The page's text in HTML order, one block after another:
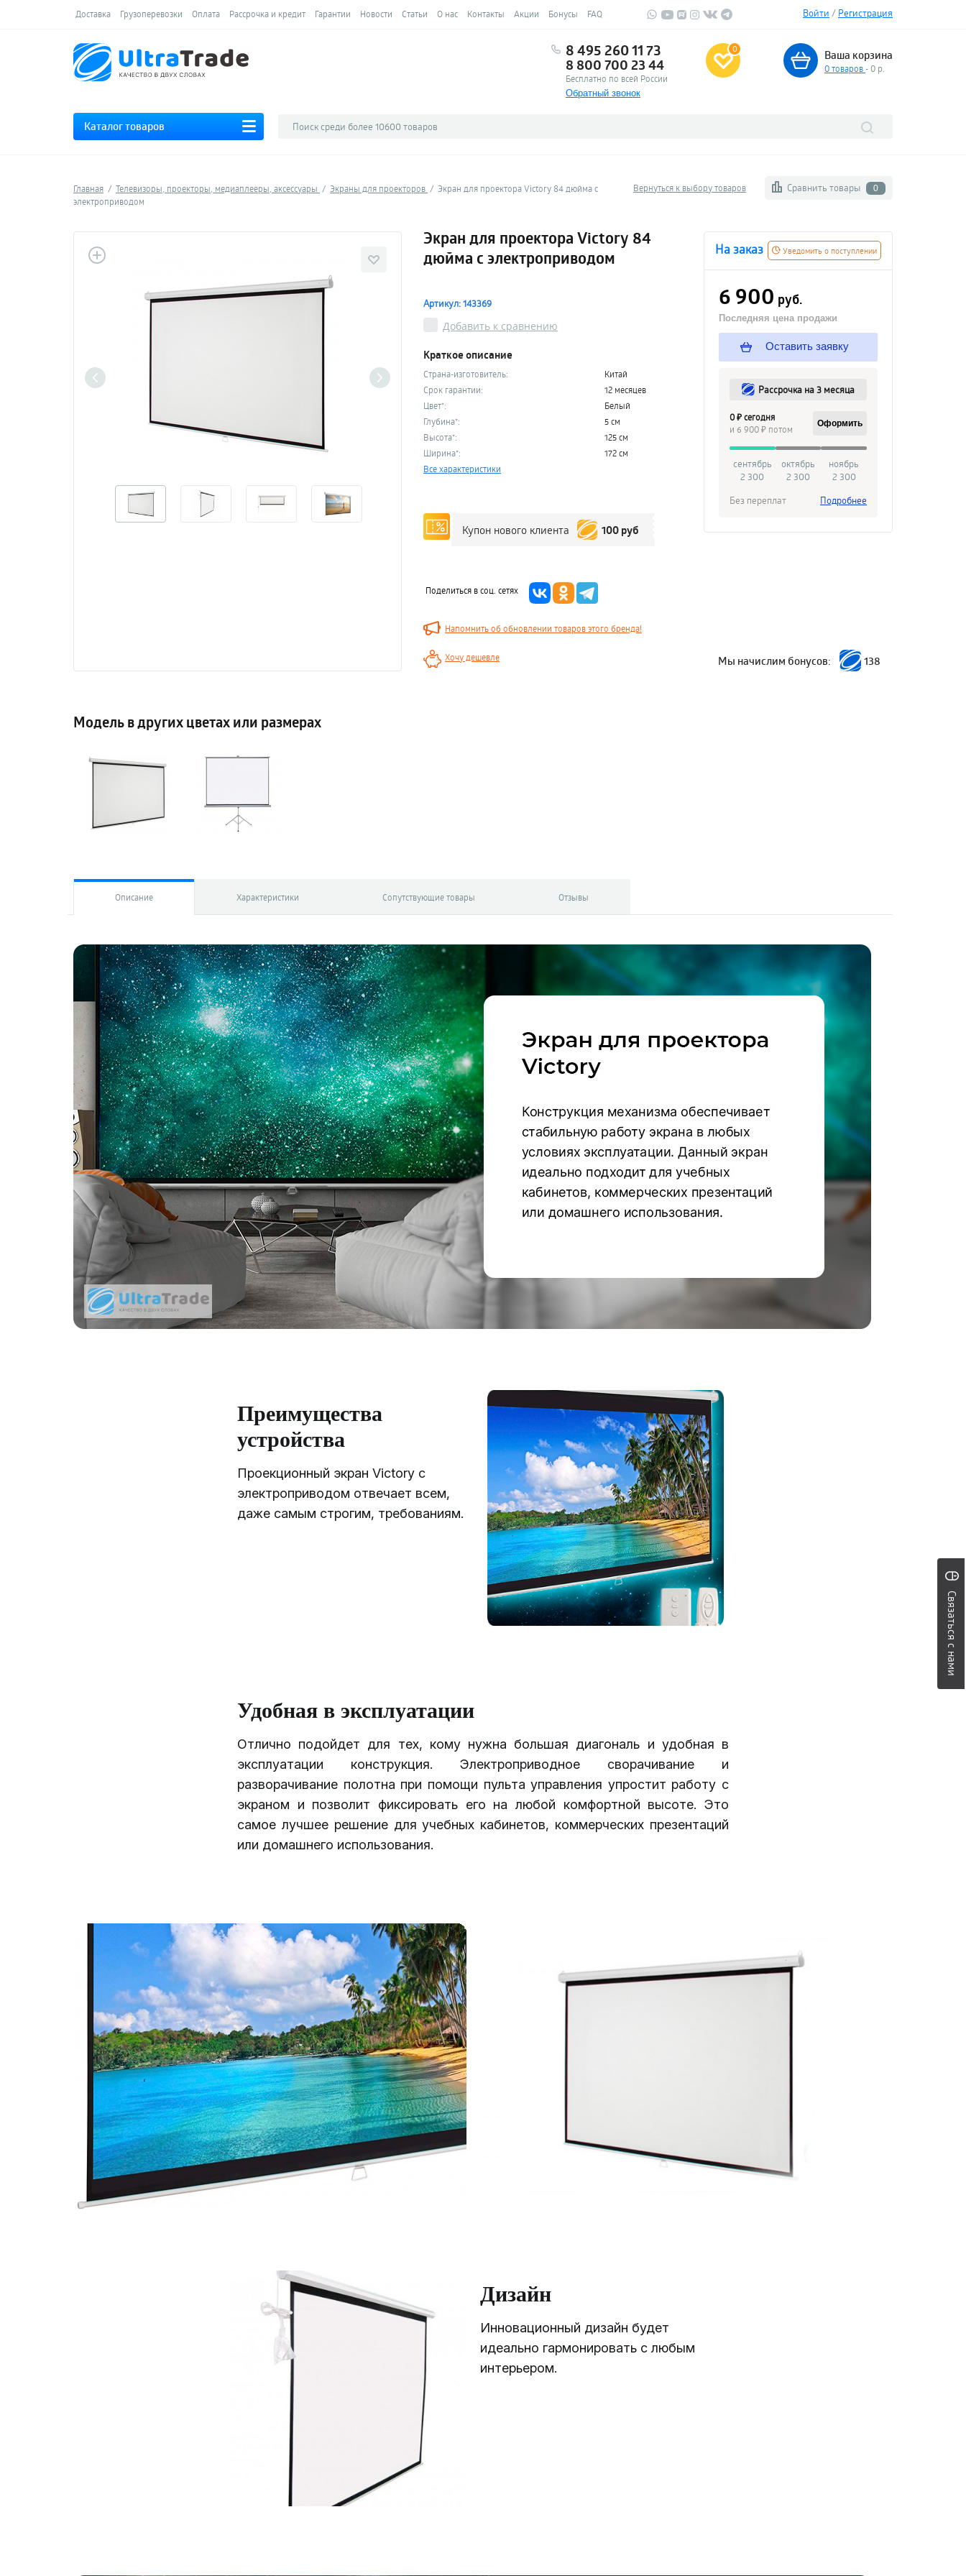
Связаться с нами
Доставка Грузоперевозки Оплата Рассрочка и кредит Гарантии Новости Статьи О нас Контакты Акции Бонусы FAQ Войти / Регистрация
8 495 260 11 73
8 800 700 23 44
Бесплатно по всей России
Обратный звонок
0 Ваша корзина
0товаров - 0 р.
Каталог товаров
Вернуться к выбору товаров Сравнить товары 0
Главная Телевизоры, проекторы, медиаплееры, аксессуары Экраны для проекторов
Экран для проектора Victory 84 дюйма с
электроприводом
Экран для проектора Victory 84
дюйма с электроприводом
Артикул: 143369
Добавить к сравнению
Краткое описание
Страна-изготовитель:
Китай
Срок гарантии:
12 месяцев
Цвет*:
Белый
Глубина*:
5 см
Высота*:
125 см
Ширина*:
172 см
Все характеристики
Купон нового клиента 100 руб
Поделиться в соц. сетях
Напомнить об обновлении товаров этого бренда!
Хочу дешевле
Уведомить о поступлении
На заказ
6 900 руб.
Последняя цена продажи
Оставить заявку
Рассрочка на 3 месяца
0 ₽ сегодня
и 6 900 ₽ потом
Оформить
сентябрь
2 300
октябрь
2 300
ноябрь
2 300
Без переплат
Подробнее
Мы начислим бонусов: 138
Модель в других цветах или размерах
Описание Характеристики Сопутствующие товары Отзывы
Преимущества
устройства
Проекционный экран Victory с
электроприводом отвечает всем,
даже самым строгим, требованиям.
Удобная в эксплуатации
Отлично подойдет для тех, кому нужна большая диагональ и удобная в
эксплуатации конструкция. Электроприводное сворачивание и
разворачивание полотна при помощи пульта управления упростит работу с
экраном и позволит фиксировать его на любой комфортной высоте. Это
самое лучшее решение для учебных кабинетов, коммерческих презентаций
или домашнего использования.
Дизайн
Инновационный дизайн будет
идеально гармонировать с любым
интерьером.